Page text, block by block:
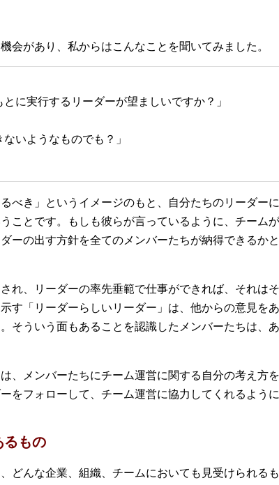
会があり、私からはこんなことを聞いてみました。
に実行するリーダーが望ましいですか？」
いようなものでも？」
べき」というイメージのもと、自分たちのリーダー
ことです。もしも彼らが言っているように、チーム
ーの出す方針を全てのメンバーたちが納得できるか
れ、リーダーの率先垂範で仕事ができれば、それは
す「リーダーらしいリーダー」は、他からの意見を
そういう面もあることを認識したメンバーたちは、
、メンバーたちにチーム運営に関する自分の考え方
をフォローして、チーム運営に協力してくれるように
るもの
どんな企業、組織、チームにおいても見受けられる